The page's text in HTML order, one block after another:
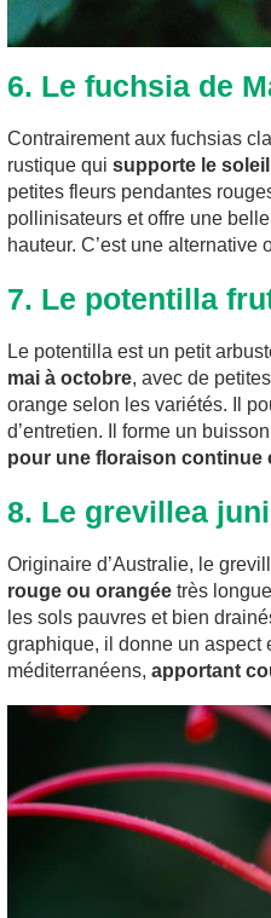
6. Le fuchsia de
Contrairement aux fuchsias
rustique qui supporte le
petites fleurs pendantes
pollinisateurs et offre une
hauteur. C’est une alternative
7. Le potentilla
Le potentilla est un petit
mai à octobre, avec de
orange selon les variétés. Il
d’entretien. Il forme un
pour une floraison continue
8. Le grevillea
Originaire d’Australie, le
rouge ou orangée très
les sols pauvres et bien
graphique, il donne un aspect
méditerranéens, apportant